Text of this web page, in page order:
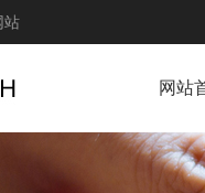
站
网站